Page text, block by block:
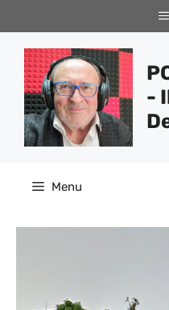
al
contenuto
-
Menu